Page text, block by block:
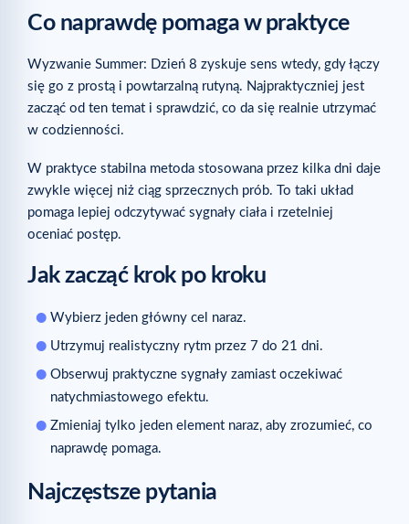
Co naprawdę pomaga w praktyce
Wyzwanie Summer: Dzień 8 zyskuje sens wtedy, gdy łączy
się go z prostą i powtarzalną rutyną. Najpraktyczniej jest
zacząć od ten temat i sprawdzić, co da się realnie utrzymać
w codzienności.
W praktyce stabilna metoda stosowana przez kilka dni daje
zwykle więcej niż ciąg sprzecznych prób. To taki układ
pomaga lepiej odczytywać sygnały ciała i rzetelniej
oceniać postęp.
Jak zacząć krok po kroku
Wybierz jeden główny cel naraz.
Utrzymuj realistyczny rytm przez 7 do 21 dni.
Obserwuj praktyczne sygnały zamiast oczekiwać
natychmiastowego efektu.
Zmieniaj tylko jeden element naraz, aby zrozumieć, co
naprawdę pomaga.
Najczęstsze pytania